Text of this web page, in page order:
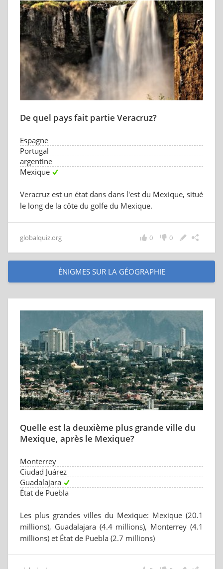
De quel pays fait partie Veracruz?
Espagne
Portugal
argentine
Mexique
Veracruz est un état dans dans l'est du Mexique, situé
le long de la côte du golfe du Mexique.
globalquiz.org 0
0
ÉNIGMES SUR LA GÉOGRAPHIE
Quelle est la deuxième plus grande ville du
Mexique, après le Mexique?
Monterrey
Ciudad Juárez
Guadalajara
État de Puebla
Les plus grandes villes du Mexique: Mexique (20.1
millions), Guadalajara (4.4 millions), Monterrey (4.1
millions) et État de Puebla (2.7 millions)